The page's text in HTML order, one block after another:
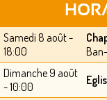
Samedi 8 août -
18:00
Dimanche 9 août
- 10:00